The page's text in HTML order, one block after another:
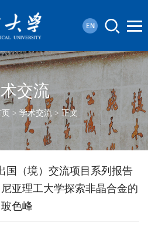
交流
> 学术交流 > 正文
国（境）交流项目系列报告
亚理工大学探索非晶合金的
玻色峰